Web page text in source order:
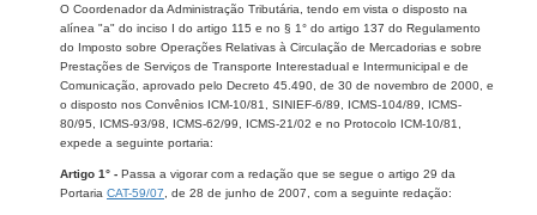
O Coordenador da Administração Tributária, tendo em vista o disposto na
alínea "a" do inciso I do artigo 115 e no § 1° do artigo 137 do Regulamento
do Imposto sobre Operações Relativas à Circulação de Mercadorias e sobre
Prestações de Serviços de Transporte Interestadual e Intermunicipal e de
Comunicação, aprovado pelo Decreto 45.490, de 30 de novembro de 2000, e
o disposto nos Convênios ICM-10/81, SINIEF-6/89, ICMS-104/89, ICMS-
80/95, ICMS-93/98, ICMS-62/99, ICMS-21/02 e no Protocolo ICM-10/81,
expede a seguinte portaria:
Artigo 1° - Passa a vigorar com a redação que se segue o artigo 29 da
Portaria CAT-59/07 , de 28 de junho de 2007, com a seguinte redação: